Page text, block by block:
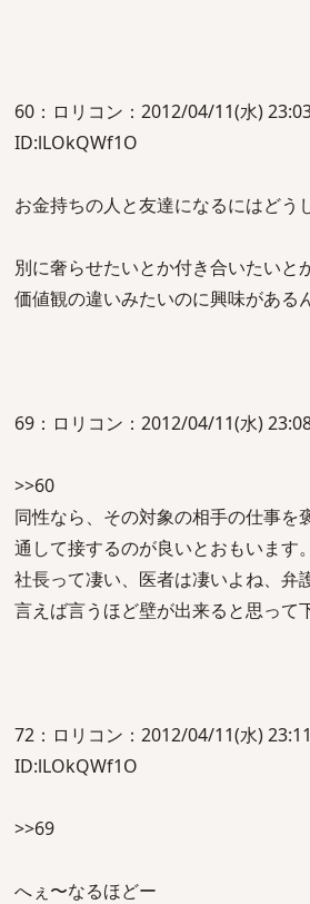
60：ロリコン：2012/04/11(水)
ID:lLOkQWf1O
お金持ちの人と友達になるにはどう
別に奢らせたいとか付き合いたいと
価値観の違いみたいのに興味がある
69：ロリコン：2012/04/11(水)
>>60
同性なら、その対象の相手の仕事を
通して接するのが良いとおもいます。
社長って凄い、医者は凄いよね、弁
言えば言うほど壁が出来ると思って
72：ロリコン：2012/04/11(水)
ID:lLOkQWf1O
>>69
へぇ〜なるほどー